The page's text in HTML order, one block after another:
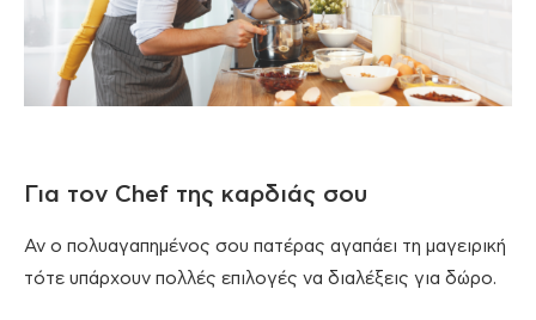
Για τον Chef της καρδιάς σου
Αν ο πολυαγαπημένος σου πατέρας αγαπάει τη μαγειρική
τότε υπάρχουν πολλές επιλογές να διαλέξεις για δώρο.